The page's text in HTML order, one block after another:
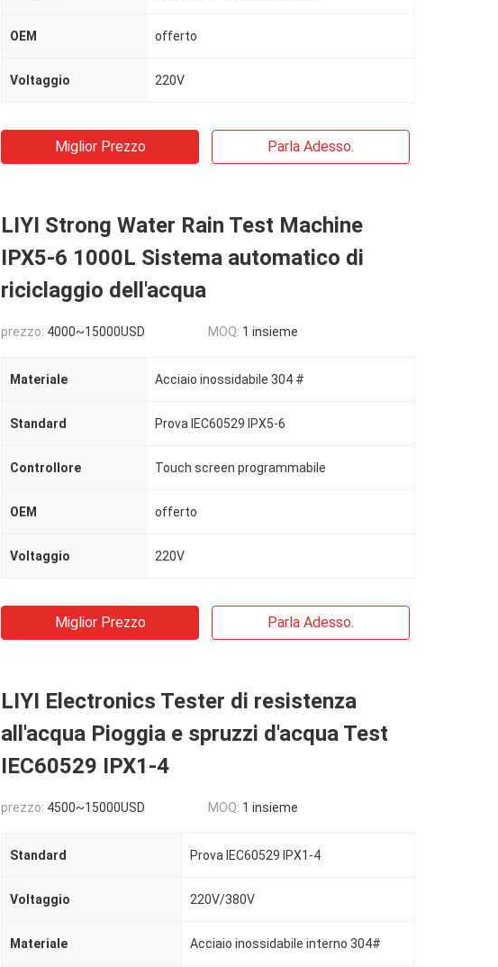
OEM offerto
Voltaggio 220V
Miglior Prezzo Parla Adesso.
LIYI Strong Water Rain Test Machine
IPX5-6 1000L Sistema automatico di
riciclaggio dell'acqua
prezzo: 4000~15000USD MOQ: 1 insieme
Materiale Acciaio inossidabile 304 #
Standard Prova IEC60529 IPX5-6
Controllore Touch screen programmabile
OEM offerto
Voltaggio 220V
Miglior Prezzo Parla Adesso.
LIYI Electronics Tester di resistenza
all'acqua Pioggia e spruzzi d'acqua Test
IEC60529 IPX1-4
prezzo: 4500~15000USD MOQ: 1 insieme
Standard Prova IEC60529 IPX1-4
Voltaggio 220V/380V
Materiale Acciaio inossidabile interno 304#